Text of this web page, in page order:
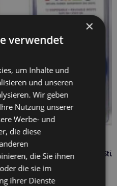
PAWZ Gummistiefel m 1
×
verwendet
um Inhalte und
und unseren
Wir geben
Nutzung unserer
Werbe- und
die diese
die Sie ihnen
die sie im
ihrer Dienste